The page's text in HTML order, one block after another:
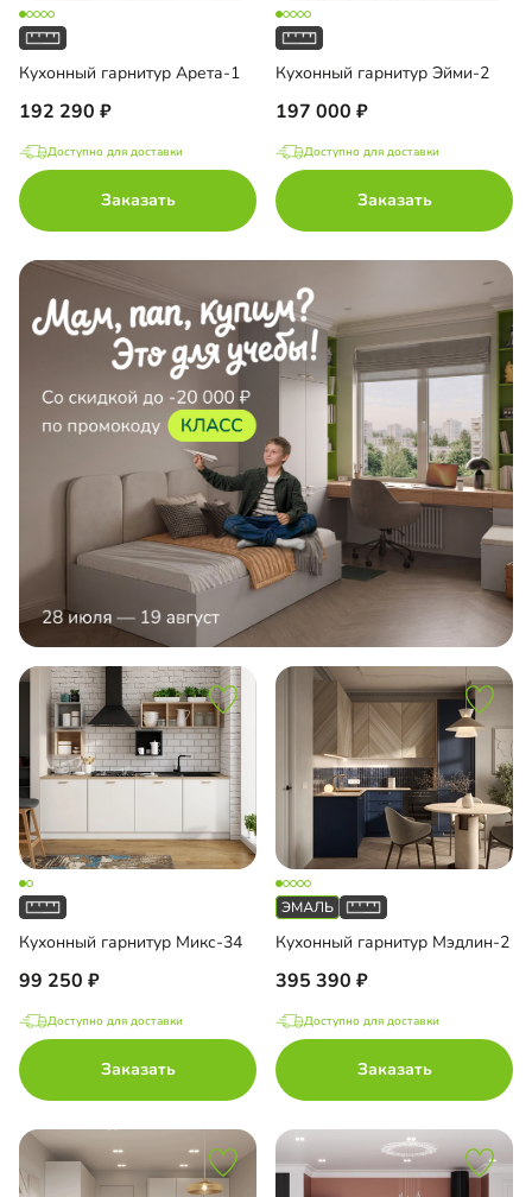
Кухонный гарнитур Арета-1
192 290
Доступно для доставки
Заказать
Кухонный гарнитур Эйми-2
197 000
Доступно для доставки
Заказать
Кухонный гарнитур Микс-34
99 250
Доступно для доставки
Заказать
Кухонный гарнитур Мэдлин-2
395 390
Доступно для доставки
Заказать